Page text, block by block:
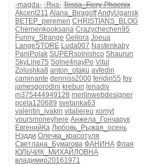
-magda- -Яна- Tessa_Fiery-Phoenix
Akcent211 Alana_BiragoffAndyUgansk
BETEP_peremen CHRISTIANS_BLOG
Chernenkooksana Crazychechen95
Funny_Strange Geliora Joeua
LangeSTORE Luda007 Nastenkaby
PaniPolak SUPERsolnishco Shaurun
SkyLine75 Solne4nayPo Vitul
Zolushka8 anton_otaku avfedin
caminante denniss2000 feridin55 fov
jamesgorodini krebun lenadiv
m375444949128 merlinwebdesigner
pcela120689 svetanka63
valentin_ivakin vitaliereu xomyt
yoursmoneyhere Анжела_Гончарук
ЕвгенийКа Любовь_Рыжая_осень
Нэдди Олечка_красотуля
Светлана_Бумагова ФАНИНА Флая
ЮЛЬЧИК_МИХАЙЛОВНА
владимир20161971